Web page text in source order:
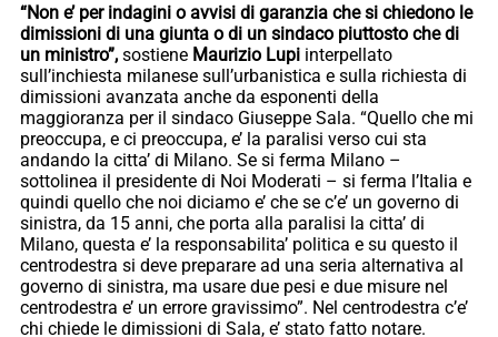
“Non e’ per indagini o avvisi di garanzia che si chiedono le
dimissioni di una giunta o di un sindaco piuttosto che di
un ministro”, sostiene Maurizio Lupi interpellato
sull’inchiesta milanese sull’urbanistica e sulla richiesta di
dimissioni avanzata anche da esponenti della
maggioranza per il sindaco Giuseppe Sala. “Quello che mi
preoccupa, e ci preoccupa, e’ la paralisi verso cui sta
andando la citta’ di Milano. Se si ferma Milano –
sottolinea il presidente di Noi Moderati – si ferma l’Italia e
quindi quello che noi diciamo e’ che se c’e’ un governo di
sinistra, da 15 anni, che porta alla paralisi la citta’ di
Milano, questa e’ la responsabilita’ politica e su questo il
centrodestra si deve preparare ad una seria alternativa al
governo di sinistra, ma usare due pesi e due misure nel
centrodestra e’ un errore gravissimo”. Nel centrodestra c’e’
chi chiede le dimissioni di Sala, e’ stato fatto notare.